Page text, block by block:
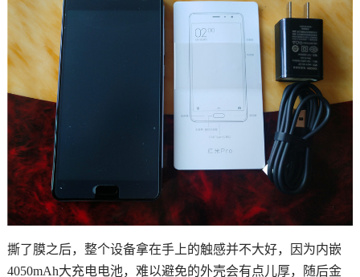
撕了膜之后，整个设备拿在手上的触感并不大好，因为内嵌
4050mAh大充电电池，难以避免的外壳会有点儿厚，随后金